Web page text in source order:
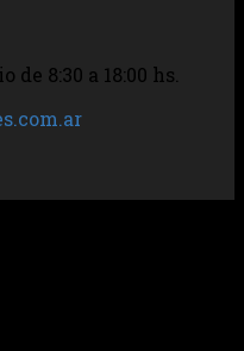
de 8:30 a 18:00 hs.